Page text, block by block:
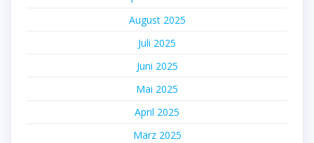
August 2025
Juli 2025
Juni 2025
Mai 2025
April 2025
März 2025